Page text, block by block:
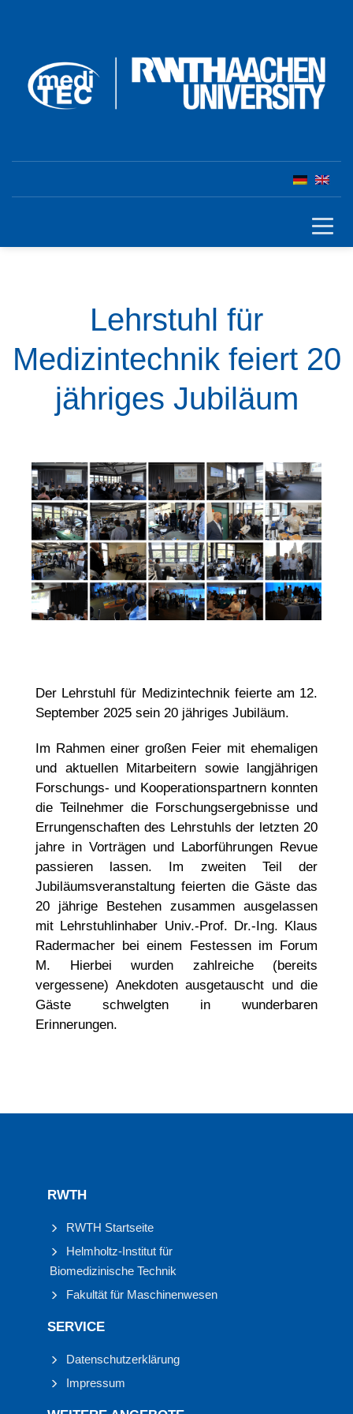
Lehrstuhl für
Medizintechnik feiert 20
jähriges Jubiläum
Der Lehrstuhl für Medizintechnik feierte am 12.
September 2025 sein 20 jähriges Jubiläum.
Im Rahmen einer großen Feier mit ehemaligen
und aktuellen Mitarbeitern sowie langjährigen
Forschungs- und Kooperationspartnern konnten
die Teilnehmer die Forschungsergebnisse und
Errungenschaften des Lehrstuhls der letzten 20
jahre in Vorträgen und Laborführungen Revue
passieren lassen. Im zweiten Teil der
Jubiläumsveranstaltung feierten die Gäste das
20 jährige Bestehen zusammen ausgelassen
mit Lehrstuhlinhaber Univ.-Prof. Dr.-Ing. Klaus
Radermacher bei einem Festessen im Forum
M. Hierbei wurden zahlreiche (bereits
vergessene) Anekdoten ausgetauscht und die
Gäste schwelgten in wunderbaren
Erinnerungen.
RWTH
RWTH Startseite
Helmholtz-Institut für
Biomedizinische Technik
Fakultät für Maschinenwesen
SERVICE
Datenschutzerklärung
Impressum